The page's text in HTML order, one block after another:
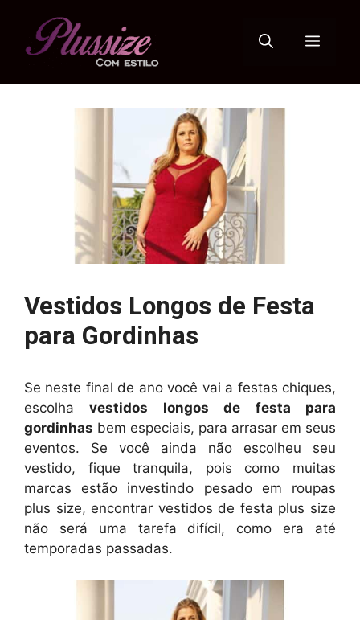
Menu
Vestidos Longos de Festa
para Gordinhas
Se neste final de ano você vai a festas chiques,
escolhavestidos longos de festa para
gordinhas bem especiais, para arrasar em seus
eventos. Se você ainda não escolheu seu
vestido, fique tranquila, pois como muitas
marcas estão investindo pesado em roupas
plus size, encontrar vestidos de festa plus size
não será uma tarefa difícil, como era até
temporadas passadas.